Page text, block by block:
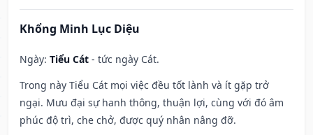
Khổng Minh Lục Diệu
Ngày: Tiểu Cát - tức ngày Cát.
Trong này Tiểu Cát mọi việc đều tốt lành và ít gặp trở
ngại. Mưu đại sự hanh thông, thuận lợi, cùng với đó âm
phúc độ trì, che chở, được quý nhân nâng đỡ.